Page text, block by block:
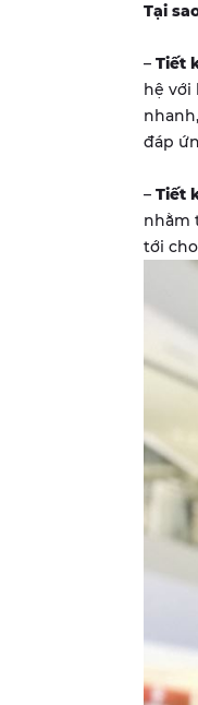
Tại
– Tiết
hệ với
đáp
– Tiết
nhằm
tới